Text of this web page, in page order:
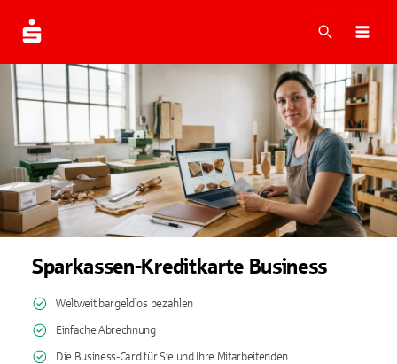
Suche
Sparkassen-Kreditkarte Business
Weltweit bargeldlos bezahlen
Einfache Abrechnung
Die Business-Card für Sie und Ihre Mitarbeitenden